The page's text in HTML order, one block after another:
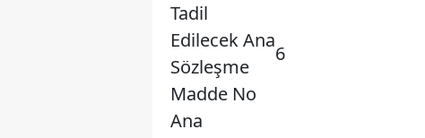
Tadil
Edilecek Ana
Sözleşme
Madde No
6
Ana